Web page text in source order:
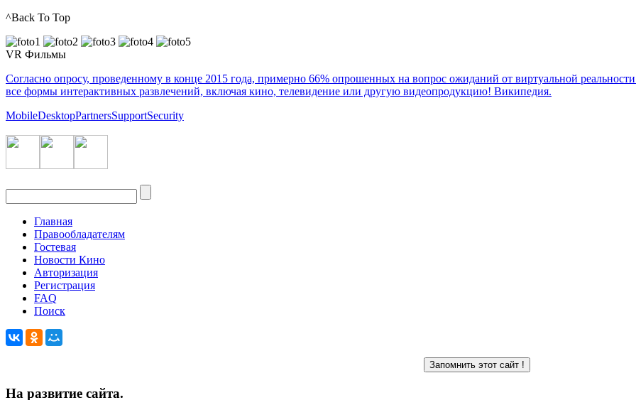
^Back To Top
VR Фильмы
Согласно опросу, проведенному в конце 2015 года, примерно 66% опрошенных на вопрос ожиданий от виртуальной
все формы интерактивных развлечений, включая кино, телевидение или другую видеопродукцию! Википедия.
MobileDesktopPartnersSupportSecurity
Главная
Правообладателям
Гостевая
Новости Кино
Авторизация
Регистрация
FAQ
Поиск
На развитие сайта.